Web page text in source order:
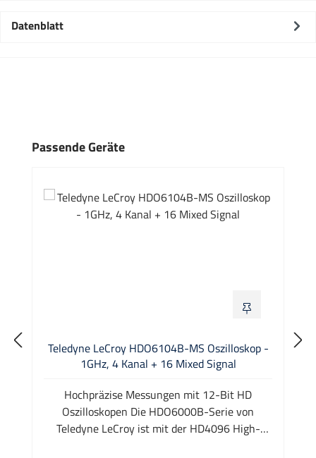
Datenblatt
Produktgalerie überspringen
Passende Geräte
Teledyne LeCroy HDO6104B-MS Oszilloskop -
1GHz, 4 Kanal + 16 Mixed Signal
Hochpräzise Messungen mit 12-Bit HD
Oszilloskopen Die HDO6000B-Serie von
Teledyne LeCroy ist mit der HD4096 High-